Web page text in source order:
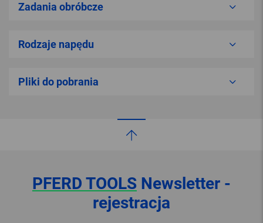
Zadania obróbcze
Rodzaje napędu
Pliki do pobrania
PFERD TOOLS Newsletter -
rejestracja